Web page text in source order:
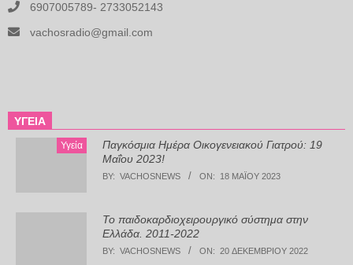
6907005789- 2733052143
vachosradio@gmail.com
ΥΓΕΊΑ
Υγεία
Παγκόσμια Ημέρα Οικογενειακού Γιατρού: 19
Μαΐου 2023!
BY: VACHOSNEWS ON: 18 ΜΑΪ́ΟΥ 2023
Το παιδοκαρδιοχειρουργικό σύστημα στην
Ελλάδα. 2011-2022
BY: VACHOSNEWS ON: 20 ΔΕΚΕΜΒΡΊΟΥ 2022